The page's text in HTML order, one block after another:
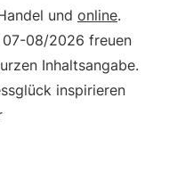
und online.
07-08/2026 freuen
Inhaltsangabe.
inspirieren